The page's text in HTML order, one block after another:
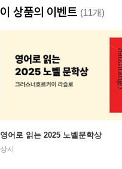
이 상품의 이벤트 (11개)
영어로 읽는 2025 노벨문학상
상시